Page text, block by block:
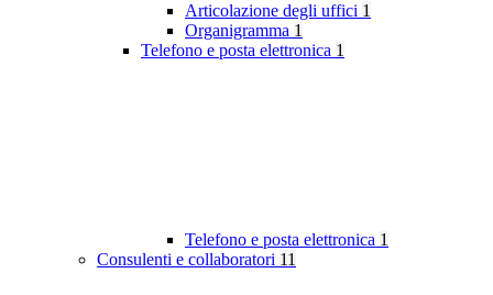
Articolazione degli uffici 1
Organigramma 1
Telefono e posta elettronica 1
Telefono e posta elettronica 1
Consulenti e collaboratori 11